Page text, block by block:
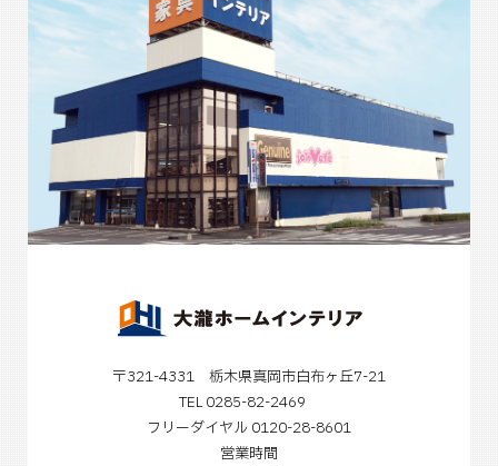
〒321-4331 栃木県真岡市白布ヶ丘7-21
TEL 0285-82-2469
フリーダイヤル 0120-28-8601
営業時間